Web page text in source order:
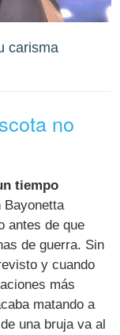
carisma
no
tiempo
Bayonetta
antes de que
de guerra. Sin
y cuando
más
matando a
una bruja va al